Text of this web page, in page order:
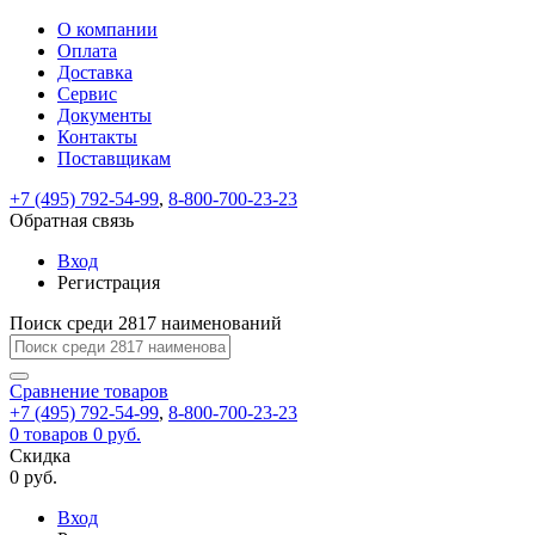
ВходРегистрация
Только
test@example.com
отправлена
по
ней
для
регистрации.
Ок
Только
Запомнить
меня
Забыли
Восстановление
пароля
Заполните
форму.
Мы
отправим
ссылку
на
указанный
электронный
адрес,
перейдя
по
которой
вы
новый
На
вашу
test@test.ru
отправлена
ссылка.
Перейдите
по
для
смены
пароля.
Введите
новый
пароль
Сменить
Пароль
успешно
Войти
Обратная
связь
Сообщение
пользовательского
соглашения
Ваше
сообщение
успешно
О компании
Оплата
Доставка
Сервис
Документы
Контакты
Поставщикам
+7 (495) 792-54-99, 8-800-700-23-23
Обратная связь
Вход
Регистрация
Поиск среди 2817 наименований
Сравнение товаров
+7 (495) 792-54-99, 8-800-700-23-23
0 товаров 0 руб.
Скидка
0 руб.
Вход